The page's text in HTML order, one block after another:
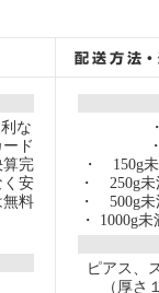
な
ド
算完
安
料
・ 150g
・ 250g
・ 500g
・
ピアス、
（厚さ